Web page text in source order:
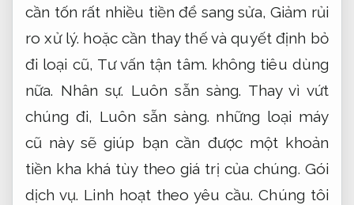
cần tốn rất nhiều tiền để sang sửa,Giảm rủi
ro xử lý. hoặc cần thay thế và quyết định bỏ
đi loại cũ, Tư vấn tận tâm. không tiêu dùng
nữa. Nhân sự. Luôn sẵn sàng. Thay vì vứt
chúng đi, Luôn sẵn sàng. những loại máy
cũ này sẽ giúp bạn cần được một khoản
tiền kha khá tùy theo giá trị của chúng. Gói
dịch vụ. Linh hoạt theo yêu cầu. Chúng tôi